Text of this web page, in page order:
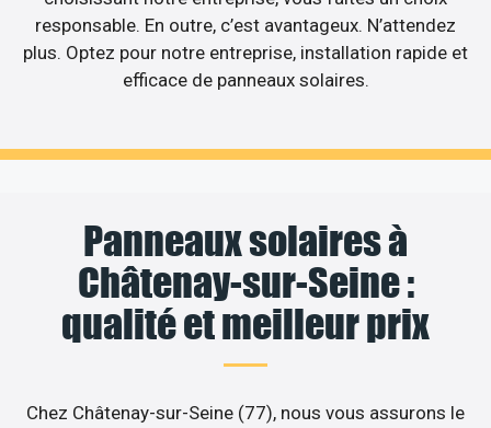
responsable. En outre, c’est avantageux. N’attendez
plus. Optez pour notre entreprise, installation rapide et
efficace de panneaux solaires.
Panneaux solaires à
Châtenay-sur-Seine :
qualité et meilleur prix
Chez Châtenay-sur-Seine (77), nous vous assurons le